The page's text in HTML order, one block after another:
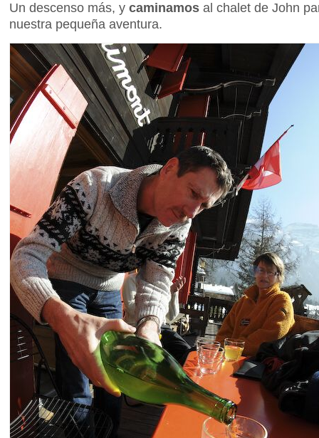
Un descenso más, y caminamos al chalet de John
nuestra pequeña aventura.